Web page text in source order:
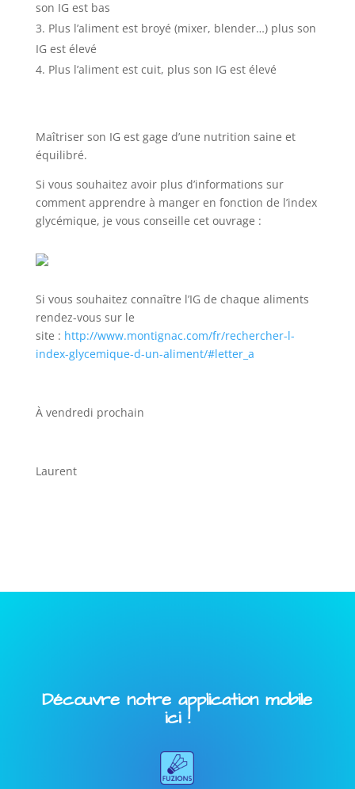
son IG est bas
Plus l’aliment est broyé (mixer, blender…) plus son
IG est élevé
Plus l’aliment est cuit, plus son IG est élevé
Maîtriser son IG est gage d’une nutrition saine et
équilibré.
Si vous souhaitez avoir plus d’informations sur
comment apprendre à manger en fonction de l’index
glycémique, je vous conseille cet ouvrage :
Si vous souhaitez connaître l’IG de chaque aliments
rendez-vous sur le
site : http://www.montignac.com/fr/rechercher-l-
index-glycemique-d-un-aliment/#letter_a
À vendredi prochain
Laurent
Découvre notre application mobile
ici !